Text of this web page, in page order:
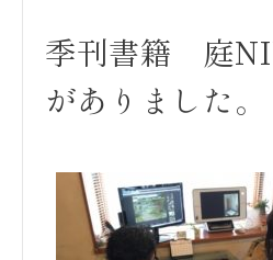
季刊書籍 庭
がありました。